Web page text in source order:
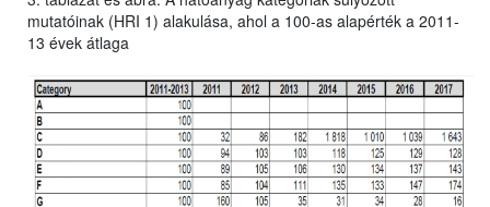
mutatóinak (HRI 1) alakulása, ahol a 100-as alapérték a 2011-
13 évek átlaga